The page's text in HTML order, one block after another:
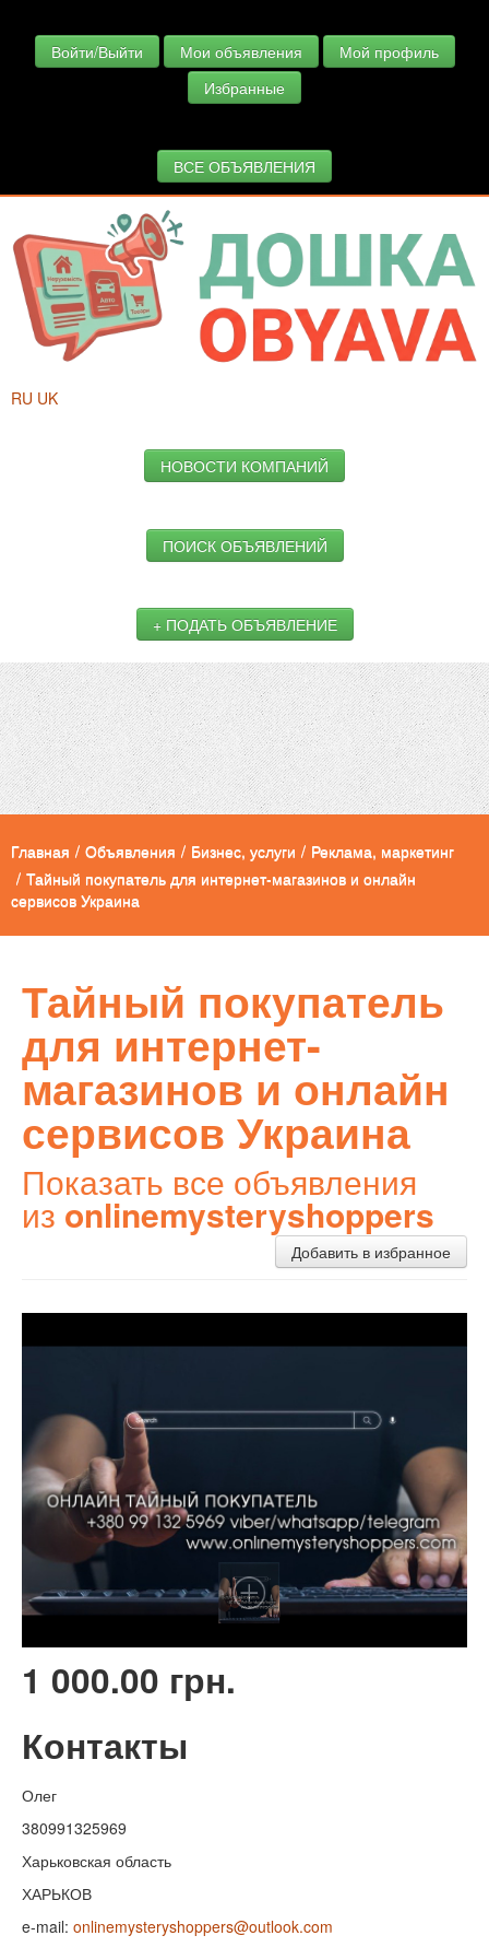
Войти/Выйти Мои объявления
Мой профиль
Избранные
ВСЕ ОБЪЯВЛЕНИЯ
RU UK
НОВОСТИ КОМПАНИЙ
ПОИСК ОБЪЯВЛЕНИЙ
+ ПОДАТЬ ОБЪЯВЛЕНИЕ
Главная / Объявления / Бизнес, услуги / Реклама, маркетинг
/ Тайный покупатель для интернет-магазинов и онлайн
сервисов Украина
Тайный покупатель
для интернет-
магазинов и онлайн
сервисов Украина
Показать все объявления
из onlinemysteryshoppers
Добавить в избранное
1 000.00 грн.
Контакты
Олег
380991325969
Харьковская область
ХАРЬКОВ
e-mail: onlinemysteryshoppers@outlook.com